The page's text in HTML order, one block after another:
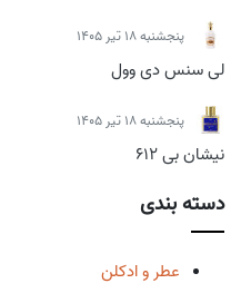
پنجشنبه 18 تیر 1405
لی سنس دی وول
پنجشنبه 18 تیر 1405
نیشان بی 612
دسته بندی
عطر و ادکلن